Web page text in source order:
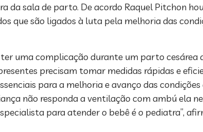
da sala de parto. De acordo Raquel Pitchon
que são ligados à luta pela melhoria das
uma complicação durante um parto cesárea
precisam tomar medidas rápidas e
para a melhoria e avanço das condições
não responda a ventilação com ambú ela
para atender o bebê é o pediatra”,